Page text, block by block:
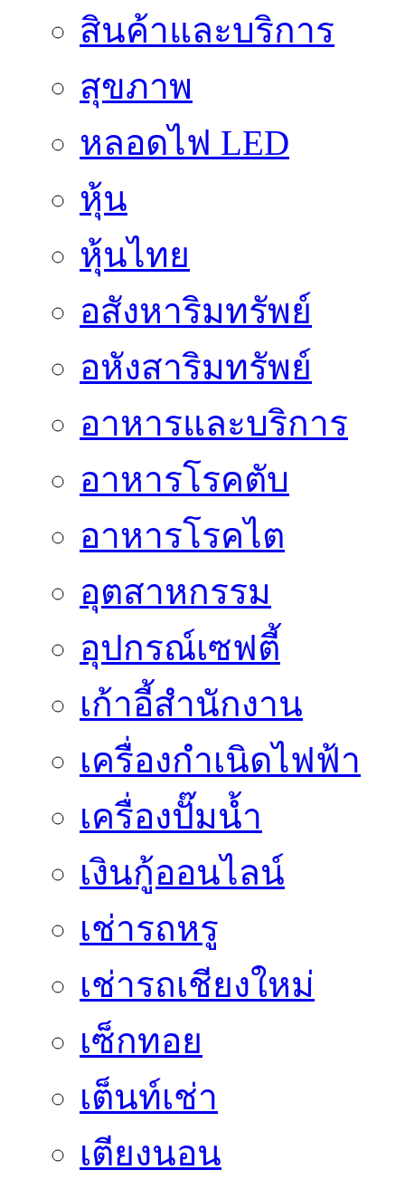
สินค้าและบริการ
สุขภาพ
หลอดไฟ LED
หุ้น
หุ้นไทย
อสังหาริมทรัพย์
อหังสาริมทรัพย์
อาหารและบริการ
อาหารโรคตับ
อาหารโรคไต
อุตสาหกรรม
อุปกรณ์เซฟตี้
เก้าอี้สำนักงาน
เครื่องกำเนิดไฟฟ้า
เครื่องปั๊มน้ำ
เงินกู้ออนไลน์
เช่ารถหรู
เช่ารถเชียงใหม่
เซ็กทอย
เต็นท์เช่า
เตียงนอน